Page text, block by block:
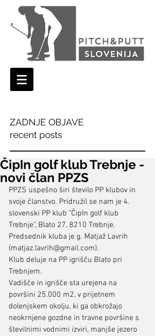
ZADNJE OBJAVE
recent posts
ČipIn golf klub Trebnje -
novi član PPZS
PPZS uspešno širi število PP klubov in
svoje članstvo. Pridružil se nam je 4.
slovenski PP klub "ČipIn golf klub
Trebnje", Blato 27, 8210 Trebnje.
Predsednik kluba je g. Matjaž Lavrih
(matjaz.lavrih@gmail.com).
Klub deluje na PP igrišču Blato pri
Trebnjem.
Vadišče in igrišče sta urejena na
površini 25.000 m2, v prijetnem
dolenjskem okolju, ki ga obkrožajo
neokrnjene gozdne in travne površine s
številnimi vodnimi izviri, manjše jezero